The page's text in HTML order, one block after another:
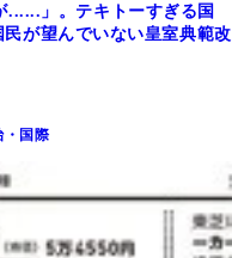
」。テキトーすぎる国
が望んでいない皇室典範改
・国際